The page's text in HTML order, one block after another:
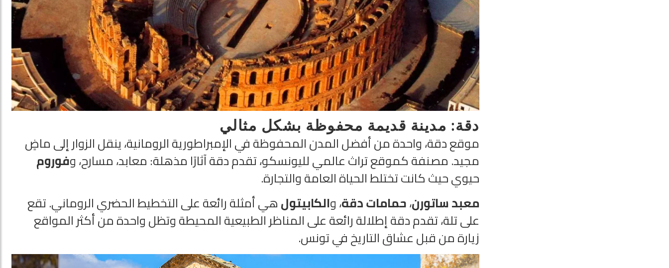
دقة: مدينة قديمة محفوظة بشكل مثالي
موقع دقة، واحدة من أفضل المدن المحفوظة في الإمبراطورية الرومانية، ينقل الزوار إلى ماضٍ
مجيد. مصنفة كموقع تراث عالمي لليونسكو، تقدم دقة آثارًا مذهلة: معابد، مسارح، وفوروم
حيوي حيث كانت تختلط الحياة العامة والتجارة.
معبد ساتورن،حمامات دقة، والكابيتولهي أمثلة رائعة على التخطيط الحضري الروماني. تقع
على تلة، تقدم دقة إطلالة رائعة على المناظر الطبيعية المحيطة وتظل واحدة من أكثر المواقع
زيارة من قبل عشاق التاريخ في تونس.